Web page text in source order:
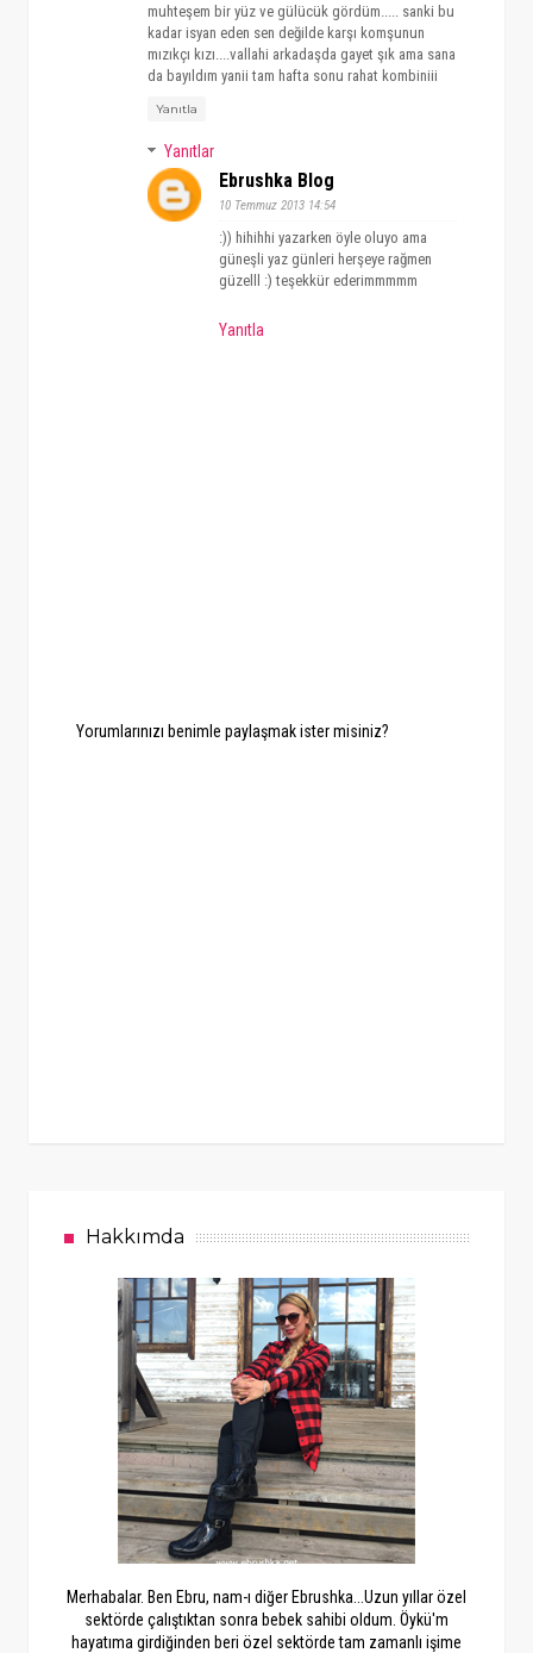
muhteşem bir yüz ve gülücük gördüm..... sanki bu
kadar isyan eden sen değilde karşı komşunun
mızıkçı kızı....vallahi arkadaşda gayet şık ama sana
da bayıldım yanii tam hafta sonu rahat kombiniii
Yanıtla
Yanıtlar
Ebrushka Blog
10 Temmuz 2013 14:54
:)) hihihhi yazarken öyle oluyo ama
güneşli yaz günleri herşeye rağmen
güzelll :) teşekkür ederimmmmm
Yanıtla
Yorumlarınızı benimle paylaşmak ister misiniz?
Hakkımda
Merhabalar. Ben Ebru, nam-ı diğer Ebrushka...Uzun yıllar özel
sektörde çalıştıktan sonra bebek sahibi oldum. Öykü'm
hayatıma girdiğinden beri özel sektörde tam zamanlı işime